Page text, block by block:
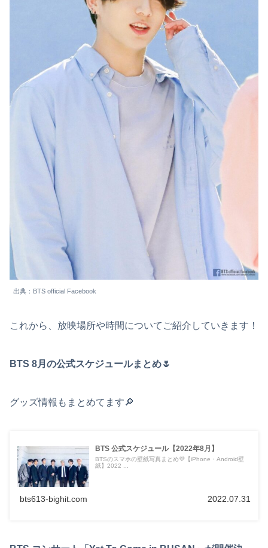
出典：BTS official Facebook
これから、放映場所や時間についてご紹介していきます！
BTS 8月の公式スケジュールまとめ🌷
グッズ情報もまとめてます🔎
BTS 公式スケジュール【2022年8月】
BTSのスマホの壁紙写真まとめ💜【iPhone・Android壁
紙】2022 ...
bts613-bighit.com 2022.07.31